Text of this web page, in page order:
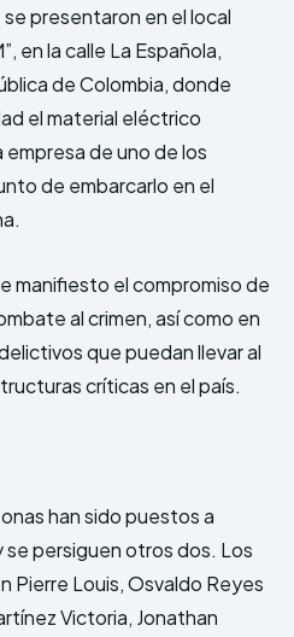
presentaron en el local
en la calle La Española,
de Colombia, donde
el material eléctrico
de uno de los
de embarcarlo en el
manifiesto el compromiso de
al crimen, así como en
que puedan llevar al
críticas en el país.
han sido puestos a
se persiguen otros dos. Los
Pierre Louis, Osvaldo Reyes
Victoria, Jonathan